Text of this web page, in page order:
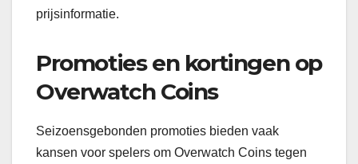
prijsinformatie.
Promoties en kortingen op
Overwatch Coins
Seizoensgebonden promoties bieden vaak
kansen voor spelers om Overwatch Coins tegen